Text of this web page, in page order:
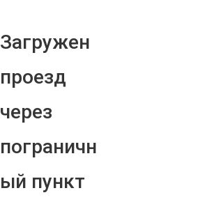
Загружен
проезд
через
пограничн
ый пункт